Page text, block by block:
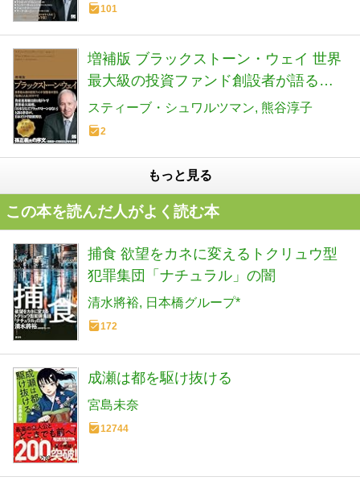
101
増補版 ブラックストーン・ウェイ 世界
最大級の投資ファンド創設者が語る
「仕事と人生」のすべて
スティーブ・シュワルツマン 熊谷淳子
2
もっと見る
この本を読んだ人がよく読む本
捕食 欲望をカネに変えるトクリュウ型
犯罪集団「ナチュラル」の闇
清水將裕 日本橋グループ*
172
成瀬は都を駆け抜ける
宮島未奈
12744